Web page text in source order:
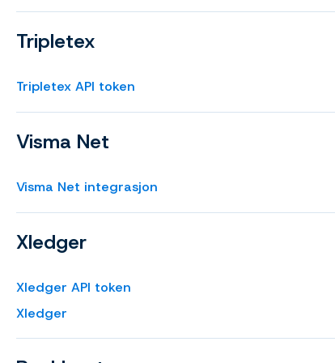
Tripletex
Tripletex API token
Visma Net
Visma Net integrasjon
Xledger
Xledger API token
Xledger